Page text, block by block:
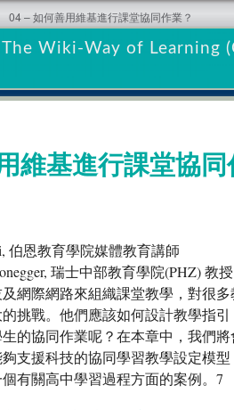
The Wiki-Way of Learning
04 – 如何善用維基進行課堂協同作業？
維基進行課堂協同
伯恩教育學院媒體教育講師
瑞士中部教育學院(PHZ) 教授
網際網路來組織課堂教學，對很
挑戰。他們應該如何設計教學指
的協同作業呢？在本章中，我們
支援科技的協同學習教學設定模
有關高中學習過程方面的案例。7